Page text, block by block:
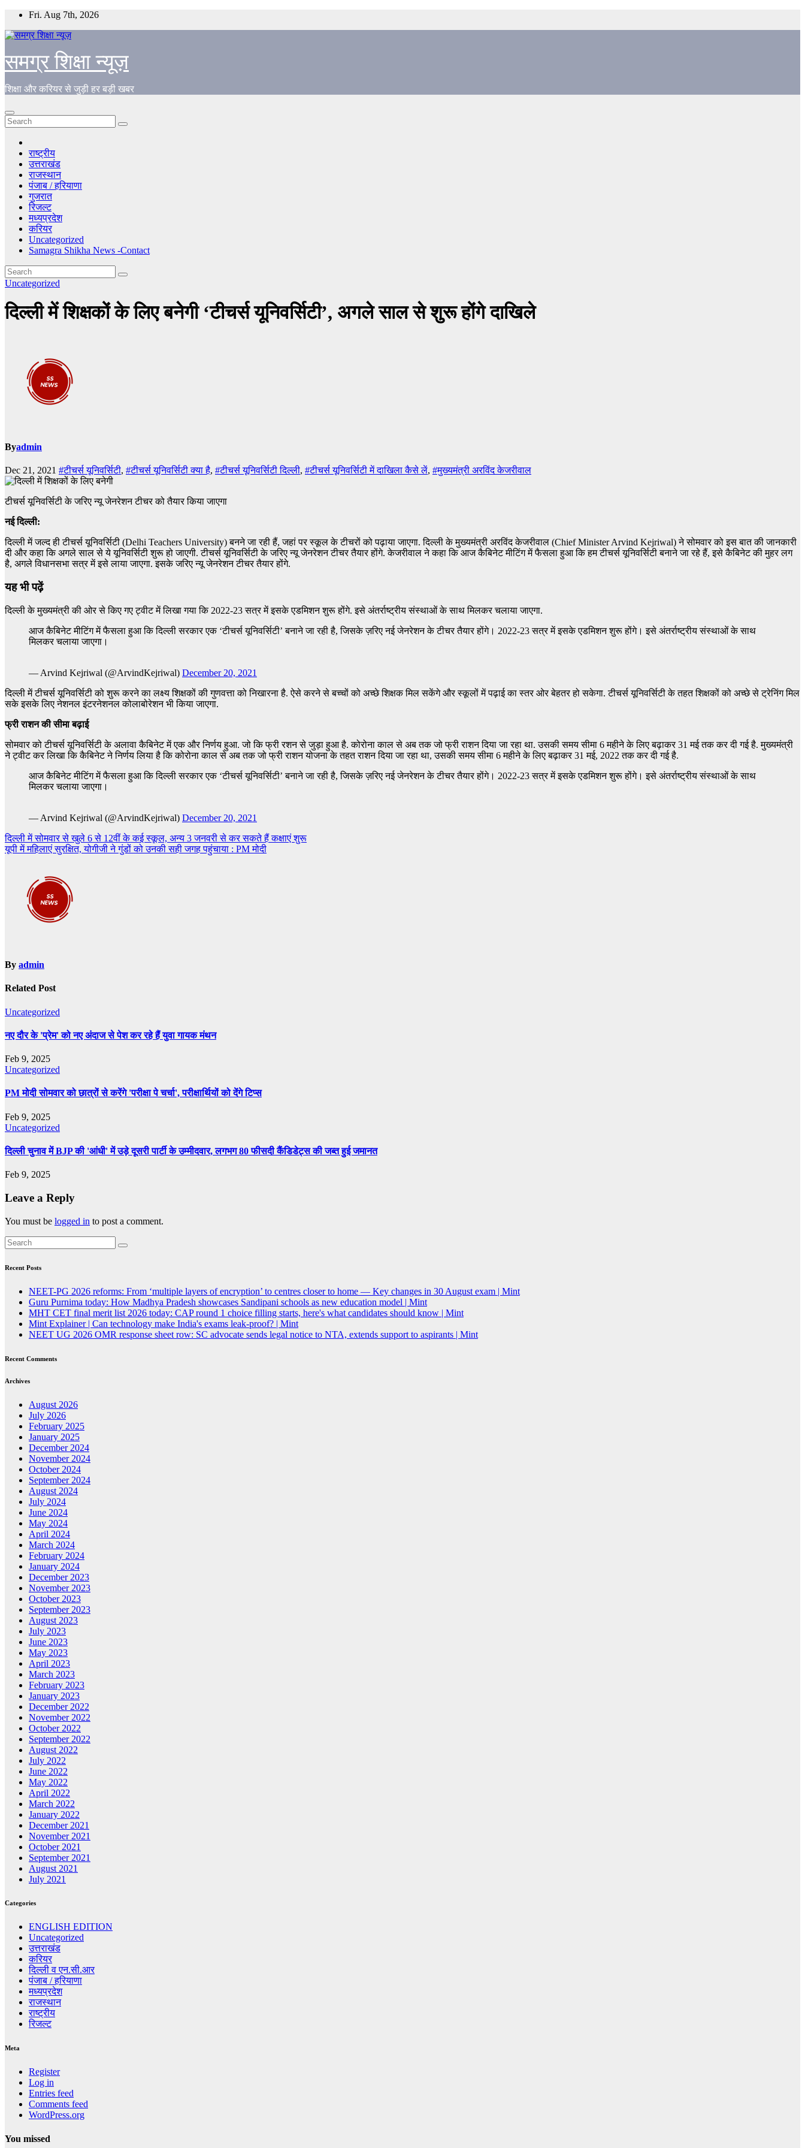
Skip
content
Fri. Aug 7th, 2026
समग्र शिक्षा न्यूज़
शिक्षा और करियर से जुड़ी हर बड़ी खबर
राष्ट्रीय
उत्तराखंड
राजस्थान
पंजाब / हरियाणा
गुजरात
रिजल्ट
मध्यप्रदेश
करियर
Uncategorized
Samagra Shikha News -Contact
Uncategorized
दिल्ली में शिक्षकों के लिए बनेगी ‘टीचर्स यूनिवर्सिटी’, अगले साल से शुरू होंगे दाखिले
Byadmin
Dec 21, 2021 #टीचर्स यूनिवर्सिटी, #टीचर्स यूनिवर्सिटी क्या है, #टीचर्स यूनिवर्सिटी दिल्ली, #टीचर्स यूनिवर्सिटी में दाखिला कैसे लें, #मुख्यमंत्री अरविंद केजरीवाल
टीचर्स यूनिवर्सिटी के जरिए न्यू जेनरेशन टीचर को तैयार किया जाएगा
नई दिल्ली:
दिल्ली में जल्द ही टीचर्स यूनिवर्सिटी (Delhi Teachers University) बनने जा रही हैं, जहां पर स्कूल के टीचरों को पढ़ाया जाएगा. दिल्ली के मुख्यमंत्री अरविंद केजरीवाल (Chief Minister Arvind Kejriwal) ने सोमवार को इस बात की जानकारी
दी और कहा कि अगले साल से ये यूनिवर्सिटी शुरू हो जाएगी. टीचर्स यूनिवर्सिटी के जरिए न्यू जेनरेशन टीचर तैयार होंगे. केजरीवाल ने कहा कि आज कैबिनेट मीटिंग में फैसला हुआ कि हम टीचर्स यूनिवर्सिटी बनाने जा रहे हैं, इसे कैबिनेट की मुहर लग
है, अगले विधानसभा सत्र में इसे लाया जाएगा. इसके जरिए न्यू जेनरेशन टीचर तैयार होंगे.
यह भी पढ़ें
दिल्ली के मुख्यमंत्री की ओर से किए गए ट्वीट में लिखा गया कि 2022-23 सत्र में इसके एडमिशन शुरू होंगे. इसे अंतर्राष्ट्रीय संस्थाओं के साथ मिलकर चलाया जाएगा.
आज कैबिनेट मीटिंग में फैसला हुआ कि दिल्ली सरकार एक ‘टीचर्स यूनिवर्सिटी’ बनाने जा रही है, जिसके ज़रिए नई जेनरेशन के टीचर तैयार होंगे। 2022-23 सत्र में इसके एडमिशन शुरू होंगे। इसे अंतर्राष्ट्रीय संस्थाओं के साथ
मिलकर चलाया जाएगा।
— Arvind Kejriwal (@ArvindKejriwal) December 20, 2021
दिल्ली में टीचर्स यूनिवर्सिटी को शुरू करने का लक्ष्य शिक्षकों की गुणवत्ता को निखारना है. ऐसे करने से बच्चों को अच्छे शिक्षक मिल सकेंगे और स्कूलों में पढ़ाई का स्तर ओर बेहतर हो सकेगा. टीचर्स यूनिवर्सिटी के तहत शिक्षकों को अच्छे से ट्रेनिंग मिल
सके इसके लिए नेशनल इंटरनेशनल कोलाबोरेशन भी किया जाएगा.
फ्री राशन की सीमा बढ़ाई
सोमवार को टीचर्स यूनिवर्सिटी के अलावा कैबिनेट में एक और निर्णय हुआ. जो कि फ्री रशन से जुड़ा हुआ है. कोरोना काल से अब तक जो फ्री राशन दिया जा रहा था. उसकी समय सीमा 6 महीने के लिए बढ़ाकर 31 मई तक कर दी गई है. मुख्यमंत्री
ने ट्वीट कर लिखा कि कैबिनेट ने निर्णय लिया है कि कोरोना काल से अब तक जो फ्री राशन योजना के तहत राशन दिया जा रहा था, उसकी समय सीमा 6 महीने के लिए बढ़ाकर 31 मई, 2022 तक कर दी गई है.
आज कैबिनेट मीटिंग में फैसला हुआ कि दिल्ली सरकार एक ‘टीचर्स यूनिवर्सिटी’ बनाने जा रही है, जिसके ज़रिए नई जेनरेशन के टीचर तैयार होंगे। 2022-23 सत्र में इसके एडमिशन शुरू होंगे। इसे अंतर्राष्ट्रीय संस्थाओं के साथ
मिलकर चलाया जाएगा।
— Arvind Kejriwal (@ArvindKejriwal) December 20, 2021
Post
navigation
दिल्ली में सोमवार से खुले 6 से 12वीं के कई स्कूल, अन्य 3 जनवरी से कर सकते हैं कक्षाएं शुरू
यूपी में महिलाएं सुरक्षित, योगीजी ने गुंडों को उनकी सही जगह पहुंचाया : PM मोदी
By admin
Related Post
Uncategorized
नए दौर के 'प्रेम' को नए अंदाज से पेश कर रहे हैं युवा गायक मंथन
Feb 9, 2025
Uncategorized
PM मोदी सोमवार को छात्रों से करेंगे 'परीक्षा पे चर्चा', परीक्षार्थियों को देंगे टिप्स
Feb 9, 2025
Uncategorized
दिल्ली चुनाव में BJP की 'आंधी' में उड़े दूसरी पार्टी के उम्मीदवार, लगभग 80 फीसदी कैंडिडेट्स की जब्त हुई जमानत
Feb 9, 2025
Leave a Reply
You must be logged in to post a comment.
Recent Posts
NEET-PG 2026 reforms: From ‘multiple layers of encryption’ to centres closer to home — Key changes in 30 August exam | Mint
Guru Purnima today: How Madhya Pradesh showcases Sandipani schools as new education model | Mint
MHT CET final merit list 2026 today: CAP round 1 choice filling starts, here's what candidates should know | Mint
Mint Explainer | Can technology make India's exams leak-proof? | Mint
NEET UG 2026 OMR response sheet row: SC advocate sends legal notice to NTA, extends support to aspirants | Mint
Recent Comments
Archives
August 2026
July 2026
February 2025
January 2025
December 2024
November 2024
October 2024
September 2024
August 2024
July 2024
June 2024
May 2024
April 2024
March 2024
February 2024
January 2024
December 2023
November 2023
October 2023
September 2023
August 2023
July 2023
June 2023
May 2023
April 2023
March 2023
February 2023
January 2023
December 2022
November 2022
October 2022
September 2022
August 2022
July 2022
June 2022
May 2022
April 2022
March 2022
January 2022
December 2021
November 2021
October 2021
September 2021
August 2021
July 2021
Categories
ENGLISH EDITION
Uncategorized
उत्तराखंड
करियर
दिल्ली व एन.सी.आर
पंजाब / हरियाणा
मध्यप्रदेश
राजस्थान
राष्ट्रीय
रिजल्ट
Meta
Register
Log in
Entries feed
Comments feed
WordPress.org
You missed